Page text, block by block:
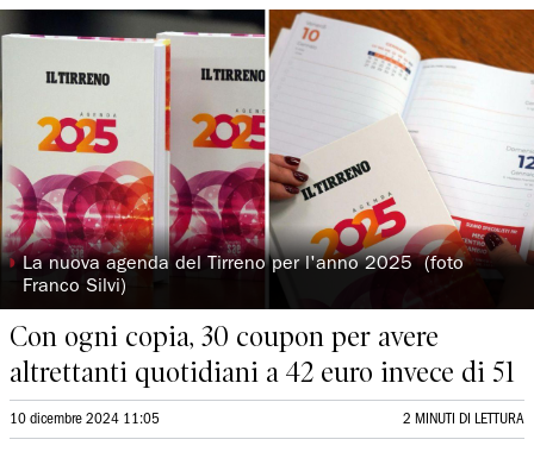
◗ La nuova agenda del Tirreno per l'anno 2025 (foto
Franco Silvi)
Con ogni copia, 30 coupon per avere
altrettanti quotidiani a 42 euro invece di 51
10 dicembre 2024 11:05 2 MINUTI DI LETTURA